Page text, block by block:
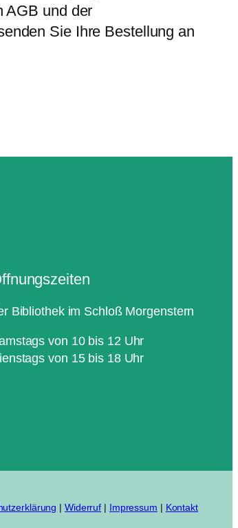
AGB und der
Sie Ihre Bestellung an
Bibliothek im Schloß Morgenstern
von 10 bis 12 Uhr
von 15 bis 18 Uhr
| Widerruf | Impressum | Kontakt